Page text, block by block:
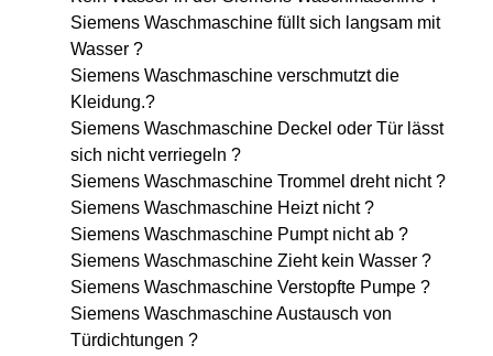
Siemens Waschmaschine füllt sich langsam mit
Wasser ?
Siemens Waschmaschine verschmutzt die
Kleidung.?
Siemens Waschmaschine Deckel oder Tür lässt
sich nicht verriegeln ?
Siemens Waschmaschine Trommel dreht nicht ?
Siemens Waschmaschine Heizt nicht ?
Siemens Waschmaschine Pumpt nicht ab ?
Siemens Waschmaschine Zieht kein Wasser ?
Siemens Waschmaschine Verstopfte Pumpe ?
Siemens Waschmaschine Austausch von
Türdichtungen ?